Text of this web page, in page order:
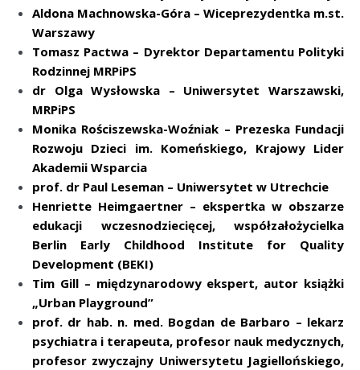
Aldona Machnowska-Góra – Wiceprezydentka m.st.
Warszawy
Tomasz Pactwa – Dyrektor Departamentu Polityki
Rodzinnej MRPiPS
dr Olga Wysłowska – Uniwersytet Warszawski,
MRPiPS
Monika Rościszewska-Woźniak – Prezeska Fundacji
Rozwoju Dzieci im. Komeńskiego, Krajowy Lider
Akademii Wsparcia
prof. dr Paul Leseman – Uniwersytet w Utrechcie
Henriette Heimgaertner – ekspertka w obszarze
edukacji wczesnodziecięcej, współzałożycielka
Berlin Early Childhood Institute for Quality
Development (BEKI)
Tim Gill – międzynarodowy ekspert, autor książki
„Urban Playground”
prof. dr hab. n. med. Bogdan de Barbaro – lekarz
psychiatra i terapeuta, profesor nauk medycznych,
profesor zwyczajny Uniwersytetu Jagiellońskiego,